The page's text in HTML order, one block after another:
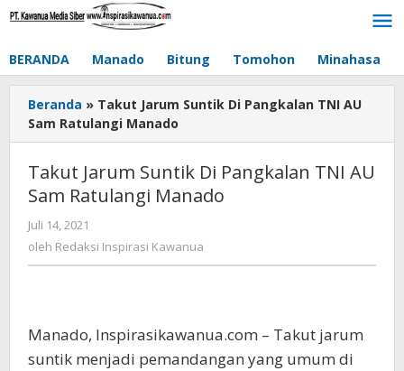
Lewati
BERANDA Manado Bitung Tomohon Minahasa
Beranda » Takut Jarum Suntik Di Pangkalan TNI AU
Sam Ratulangi Manado
Takut Jarum Suntik Di Pangkalan TNI AU
Sam Ratulangi Manado
Juli 14, 2021
Redaksi
Inspirasi
oleh Redaksi Inspirasi Kawanua
Manado, Inspirasikawanua.com – Takut jarum
suntik menjadi pemandangan yang umum di